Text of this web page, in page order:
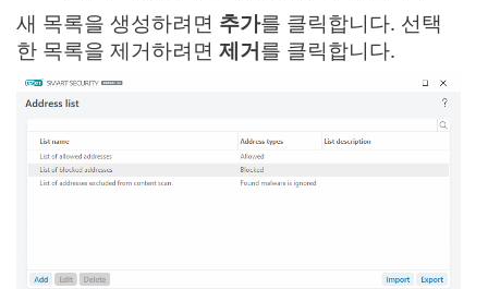
새 목록을 생성하려면 추가를 클릭합니다. 선택
한 목록을 제거하려면 제거를 클릭합니다.